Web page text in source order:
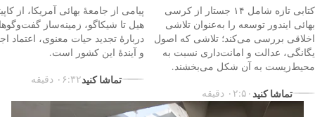
کتابی تازه‌ شامل ۱۴ جستار از کرسی
بهائی ایندور توسعه را به‌عنوان تلاشی
اخلاقی بررسی می‌کند؛ تلاشی که اصول
یگانگی، عدالت و امانت‌داری نسبت به
محیط‌زیست به آن شکل می‌بخشند.
تماشا کنید ۰۲:۵۰ دقیقه
پیامی از جامعۀ بهائی آمریکا، از
هیل تا شیکاگو، زمینه‌ساز
دربارهٔ تجدید حیات معنوی، اعتماد
و آیندۀ این کشور است.
تماشا کنید۰۶:۳۲ دقیقه